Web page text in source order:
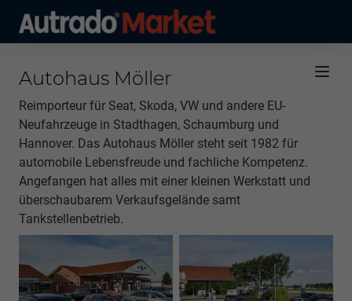
Autohaus Möller
Reimporteur für Seat, Skoda, VW und andere EU-
Neufahrzeuge in Stadthagen, Schaumburg und
Hannover. Das Autohaus Möller steht seit 1982 für
automobile Lebensfreude und fachliche Kompetenz.
Angefangen hat alles mit einer kleinen Werkstatt und
überschaubarem Verkaufsgelände samt
Tankstellenbetrieb.